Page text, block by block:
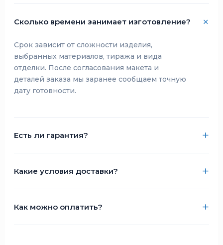
Сколько времени занимает изготовление?
Срок зависит от сложности изделия,
выбранных материалов, тиража и вида
отделки. После согласования макета и
деталей заказа мы заранее сообщаем точную
дату готовности.
Есть ли гарантия?
Какие условия доставки?
Как можно оплатить?